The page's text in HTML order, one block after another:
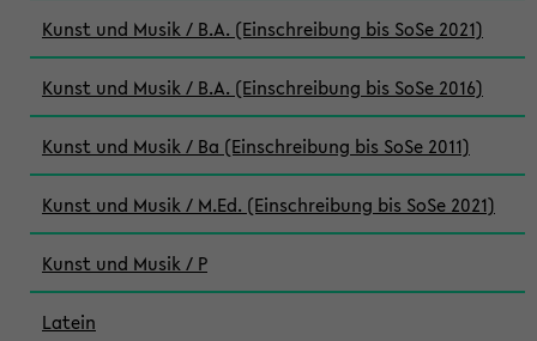
Kunst und Musik / B.A. (Einschreibung bis SoSe 2021)
Kunst und Musik / B.A. (Einschreibung bis SoSe 2016)
Kunst und Musik / Ba (Einschreibung bis SoSe 2011)
Kunst und Musik / M.Ed. (Einschreibung bis SoSe 2021)
Kunst und Musik / P
Latein